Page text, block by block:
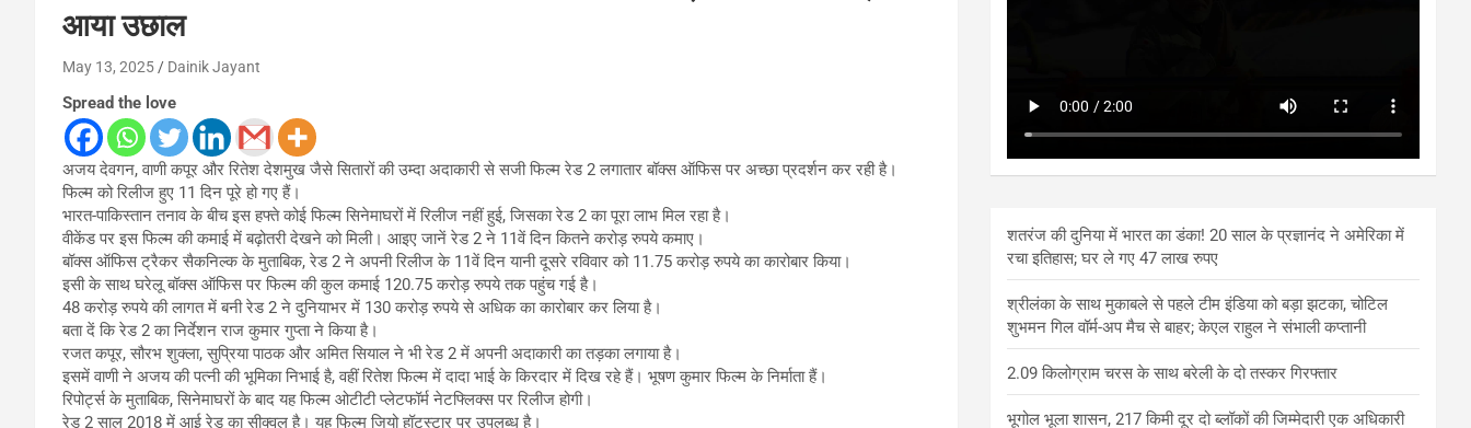
आया उछाल
May 13, 2025 Dainik Jayant
Spread the love
अजय देवगन, वाणी कपूर और रितेश देशमुख जैसे सितारों की उम्दा अदाकारी से सजी फिल्म रेड 2 लगातार बॉक्स ऑफिस पर अच्छा प्रदर्शन कर रही है।
फिल्म को रिलीज हुए 11 दिन पूरे हो गए हैं।
भारत-पाकिस्तान तनाव के बीच इस हफ्ते कोई फिल्म सिनेमाघरों में रिलीज नहीं हुई, जिसका रेड 2 का पूरा लाभ मिल रहा है।
वीकेंड पर इस फिल्म की कमाई में बढ़ोतरी देखने को मिली। आइए जानें रेड 2 ने 11वें दिन कितने करोड़ रुपये कमाए।
बॉक्स ऑफिस ट्रैकर सैकनिल्क के मुताबिक, रेड 2 ने अपनी रिलीज के 11वें दिन यानी दूसरे रविवार को 11.75 करोड़ रुपये का कारोबार किया।
इसी के साथ घरेलू बॉक्स ऑफिस पर फिल्म की कुल कमाई 120.75 करोड़ रुपये तक पहुंच गई है।
48 करोड़ रुपये की लागत में बनी रेड 2 ने दुनियाभर में 130 करोड़ रुपये से अधिक का कारोबार कर लिया है।
बता दें कि रेड 2 का निर्देशन राज कुमार गुप्ता ने किया है।
रजत कपूर, सौरभ शुक्ला, सुप्रिया पाठक और अमित सियाल ने भी रेड 2 में अपनी अदाकारी का तड़का लगाया है।
इसमें वाणी ने अजय की पत्नी की भूमिका निभाई है, वहीं रितेश फिल्म में दादा भाई के किरदार में दिख रहे हैं। भूषण कुमार फिल्म के निर्माता हैं।
रिपोर्ट्स के मुताबिक, सिनेमाघरों के बाद यह फिल्म ओटीटी प्लेटफॉर्म नेटफ्लिक्स पर रिलीज होगी।
रेड 2 साल 2018 में आई रेड का सीक्वल है। यह फिल्म जियो हॉटस्टार पर उपलब्ध है।
शतरंज की दुनिया में भारत का डंका! 20 साल के प्रज्ञानंद ने अमेरिका में
रचा इतिहास; घर ले गए 47 लाख रुपए
श्रीलंका के साथ मुकाबले से पहले टीम इंडिया को बड़ा झटका, चोटिल
शुभमन गिल वॉर्म-अप मैच से बाहर; केएल राहुल ने संभाली कप्तानी
2.09 किलोग्राम चरस के साथ बरेली के दो तस्कर गिरफ्तार
भूगोल भूला शासन, 217 किमी दूर दो ब्लॉकों की जिम्मेदारी एक अधिकारी